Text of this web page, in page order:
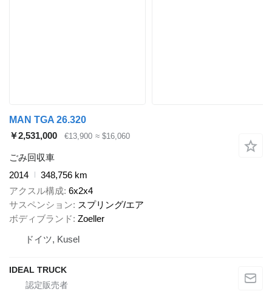
MAN TGA 26.320
￥2,531,000
€13,900 ≈ $16,060
ごみ回収車
2014
348,756 km
アクスル構成 6x2x4
サスペンション
スプリング/エア
ボディブランド Zoeller
ドイツ, Kusel
IDEAL TRUCK